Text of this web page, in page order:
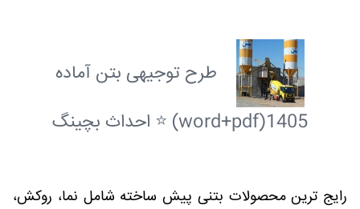
طرح توجیهی بتن آماده
1405(word+pdf) ⭐ احداث بچینگ
رایج ترین محصولات بتنی پیش ساخته شامل نما، روکش،